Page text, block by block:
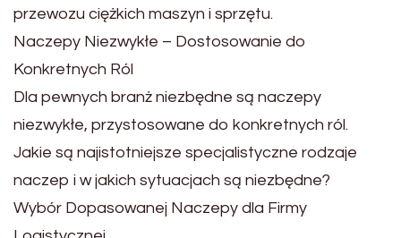
przewozu ciężkich maszyn i sprzętu.
Naczepy Niezwykłe – Dostosowanie do
Konkretnych Ról
Dla pewnych branż niezbędne są naczepy
niezwykłe, przystosowane do konkretnych ról.
Jakie są najistotniejsze specjalistyczne rodzaje
naczep i w jakich sytuacjach są niezbędne?
Wybór Dopasowanej Naczepy dla Firmy